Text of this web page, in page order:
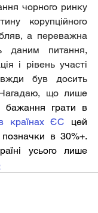
чорного ринку
корупційного
а переважна
даним питання,
і рівень участі
був досить
Нагадаю, що лише
бажання грати в
країнах ЄС цей
в 30%+.
усього лише